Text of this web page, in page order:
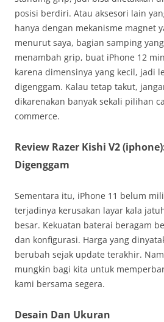
posisi berdiri. Atau aksesori lain
hanya dengan mekanisme magnet
menurut saya, bagian samping
menambah grip, buat iPhone 12
karena dimensinya yang kecil, jadi
digenggam. Kalau tetap takut,
dikarenakan banyak sekali pilihan
commerce.
Review Razer Kishi V2
Digenggam
Sementara itu, iPhone 11 belum
terjadinya kerusakan layar kala
besar. Kekuatan baterai beragam
dan konfigurasi. Harga yang
berubah sejak update terakhir.
mungkin bagi kita untuk
kami bersama segera.
Desain Dan Ukuran